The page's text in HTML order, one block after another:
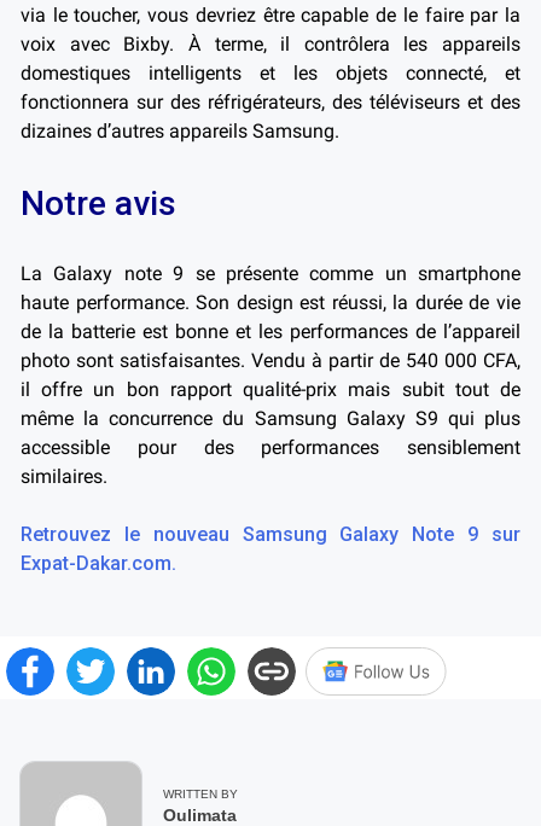
via le toucher, vous devriez être capable de le faire par la
voix avec Bixby. À terme, il contrôlera les appareils
domestiques intelligents et les objets connecté, et
fonctionnera sur des réfrigérateurs, des téléviseurs et des
dizaines d’autres appareils Samsung.
Notre avis
La Galaxy note 9 se présente comme un smartphone
haute performance. Son design est réussi, la durée de vie
de la batterie est bonne et les performances de l’appareil
photo sont satisfaisantes. Vendu à partir de 540 000 CFA,
il offre un bon rapport qualité-prix mais subit tout de
même la concurrence du Samsung Galaxy S9 qui plus
accessible pour des performances sensiblement
similaires.
Retrouvez le nouveau Samsung Galaxy Note 9 sur
Expat-Dakar.com.
WRITTEN BY
Oulimata